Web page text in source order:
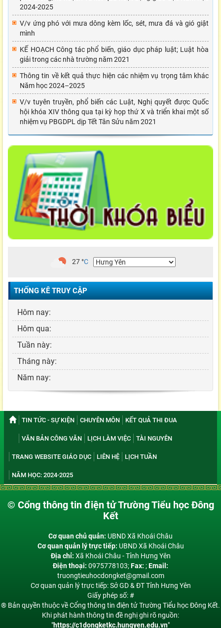
2024-2025
V/v ứng phó với mưa dông kèm lốc, sét, mưa đá và gió giật
mình
KẾ HOẠCH Công tác phổ biến, giáo dục pháp luật; Luật hòa
giải trong các nhà trường năm 2021
Thông tin về kết quả thực hiện các nhiệm vụ trọng tâm khác
Năm học 2024–2025
V/v tuyên truyền, phổ biến các Luật, Nghị quyết được Quốc
hội khóa XIV thông qua tại kỳ họp thứ X và triển khai một số
nhiệm vụ PBGDPL dịp Tết Tân Sửu năm 2021
27°C
THỐNG KÊ TRUY CẬP
Hôm nay:
Hôm qua:
Tuần này:
Tháng này:
Năm nay:
TIN TỨC - SỰ KIỆN CHUYÊN MÔN KẾT QUẢ THI ĐUA
VĂN BẢN CÔNG VĂN LỊCH LÀM VIỆC TÀI NGUYÊN
TRANG WEBSITE GIÁO DỤC LIÊN HỆ LỊCH TUẦN
NĂM HỌC: 2024-2025
© Cổng thông tin điện tử Trường Tiểu học Đông
Kết
Cơ quan chủ quản: UBND Xã Khoái Châu
Cơ quan quản lý trực tiếp: UBND Xã Khoái Châu
Địa chỉ: Xã Khoái Châu - Tỉnh Hưng Yên
Điện thoại: 0975778103;Fax: ;Email:
truongtieuhocdongket@gmail.com
Cơ quan quản lý trực tiếp: Sở GD & ĐT Tỉnh Hưng Yên
Giấy phép số: #
® Bản quyền thuộc về Cổng thông tin điện tử Trường Tiểu học Đông Kết.
Khi phát hành thông tin đề nghị ghi rõ nguồn:
"https://c1dongketkc.hungyen.edu.vn"